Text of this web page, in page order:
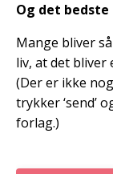
Og det
Mange bliver
liv, at det bliver
(Der er ikke
trykker ‘send’
forlag.)